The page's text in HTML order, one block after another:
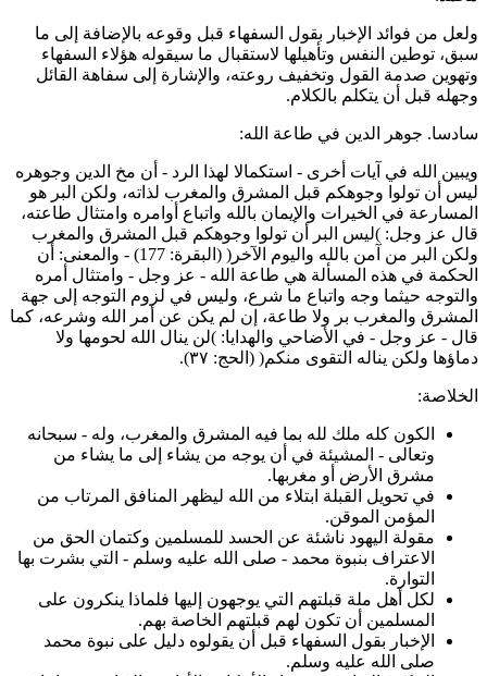
من فوائد الإخبار بقول السفهاء قبل وقوعه بالإضافة إلى ما
توطين النفس وتأهيلها لاستقبال ما سيقوله هؤلاء السفهاء
صدمة القول وتخفيف روعته، والإشارة إلى سفاهة القائل
قبل أن يتكلم بالكلام.
جوهر الدين في طاعة الله:
الله في آيات أخرى - استكمالا لهذا الرد - أن مخ الدين وجوهره
أن تولوا وجوهكم قبل المشرق والمغرب لذاته، ولكن البر هو
في الخيرات والإيمان بالله واتباع أوامره وامتثال طاعته،
عز وجل: )ليس البر أن تولوا وجوهكم قبل المشرق والمغرب
ولكن البر من آمن بالله واليوم الآخر( (البقرة: 177) - والمعنى: أن
في هذه المسألة هي طاعة الله - عز وجل - وامتثال أمره
حيثما وجه واتباع ما شرع، وليس في لزوم التوجه إلى جهة
والمغرب بر ولا طاعة، إن لم يكن عن أمر الله وشرعه، كما
- عز وجل - في الأضاحي والهدايا: )لن ينال الله لحومها ولا
ولكن يناله التقوى منكم( (الحج: ٣٧).
الكون كله ملك لله بما فيه المشرق والمغرب، وله - سبحانه
وتعالى - المشيئة في أن يوجه من يشاء إلى ما يشاء من
مشرق الأرض أو مغربها.
في تحويل القبلة ابتلاء من الله ليظهر المنافق المرتاب من
المؤمن الموقن.
مقولة اليهود ناشئة عن الحسد للمسلمين وكتمان الحق من
الاعتراف بنبوة محمد - صلى الله عليه وسلم - التي بشرت بها
التوارة.
لكل أهل ملة قبلتهم التي يوجهون إليها فلماذا ينكرون على
المسلمين أن تكون لهم قبلتهم الخاصة بهم.
الإخبار بقول السفهاء قبل أن يقولوه دليل على نبوة محمد
صلى الله عليه وسلم.